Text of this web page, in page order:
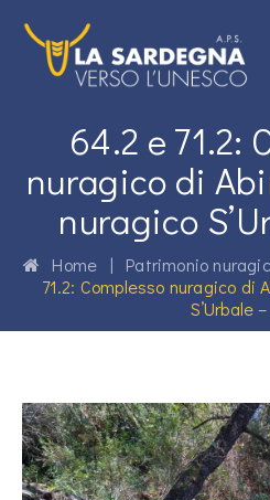
64.2 e 71.2:
nuragico di
nuragico
Home | Patrimonio
71.2: Complesso nuragico di
S’Urbale